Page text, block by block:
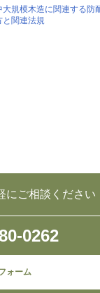
大規模木造に関連する防
と関連法規
にご相談ください
0262
ォーム